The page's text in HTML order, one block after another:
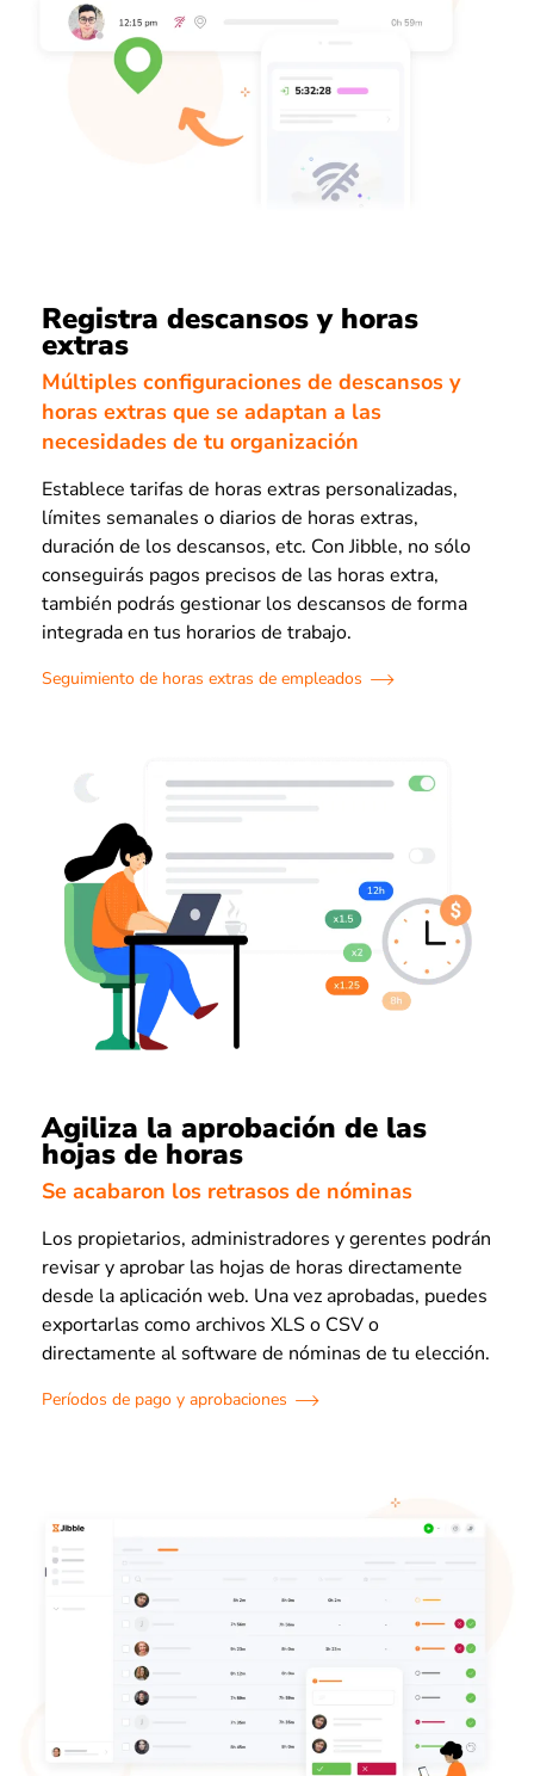
Registra descansos y horas
extras
Múltiples configuraciones de descansos y
horas extras que se adaptan a las
necesidades de tu organización
Establece tarifas de horas extras personalizadas,
límites semanales o diarios de horas extras,
duración de los descansos, etc. Con Jibble, no sólo
conseguirás pagos precisos de las horas extra,
también podrás gestionar los descansos de forma
integrada en tus horarios de trabajo.
Seguimiento de horas extras de empleados
Agiliza la aprobación de las
hojas de horas
Se acabaron los retrasos de nóminas
Los propietarios, administradores y gerentes podrán
revisar y aprobar las hojas de horas directamente
desde la aplicación web. Una vez aprobadas, puedes
exportarlas como archivos XLS o CSV o
directamente al software de nóminas de tu elección.
Períodos de pago y aprobaciones